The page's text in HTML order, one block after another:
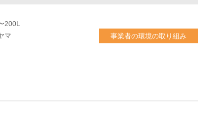
200L
マ
事業者の環境の取り組み